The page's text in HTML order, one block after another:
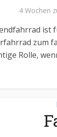
4 Wochen
ist
zum
Rolle,